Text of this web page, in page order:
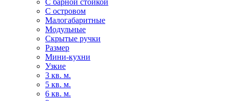
С барной стойкой
С островом
Малогабаритные
Модульные
Скрытые ручки
Размер
Мини-кухни
Узкие
3 кв. м.
5 кв. м.
6 кв. м.